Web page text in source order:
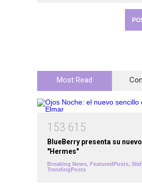
Most Read
1 53 61 5
BlueBerry presenta su
"Hermes"
Breaking News, FeaturedPosts,
TrendingPosts